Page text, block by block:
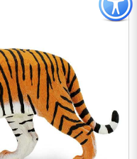
תפריט
נגישות